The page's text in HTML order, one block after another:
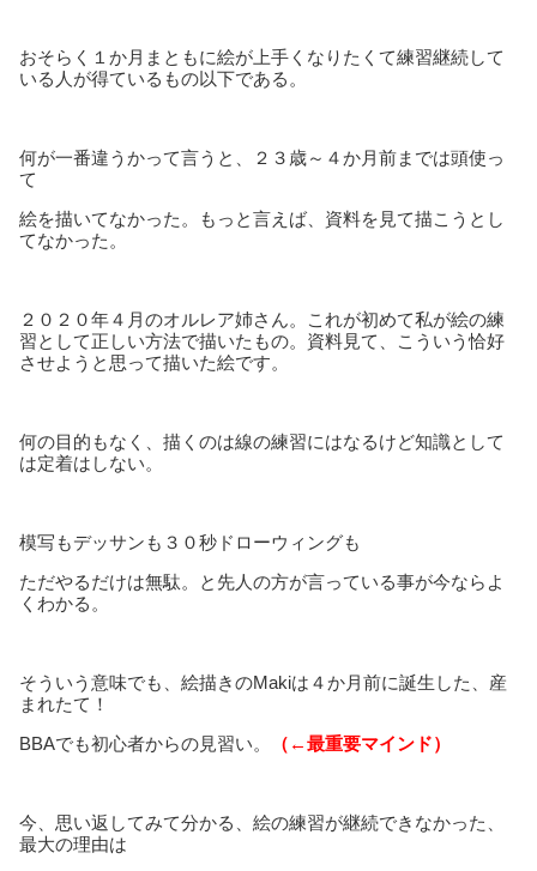
おそらく１か月まともに絵が上手くなりたくて練習継続して
いる人が得ているもの以下である。
何が一番違うかって言うと、２３歳～４か月前までは頭使っ
て
絵を描いてなかった。もっと言えば、資料を見て描こうとし
てなかった。
２０２０年４月のオルレア姉さん。これが初めて私が絵の練
習として正しい方法で描いたもの。資料見て、こういう恰好
させようと思って描いた絵です。
何の目的もなく、描くのは線の練習にはなるけど知識として
は定着はしない。
模写もデッサンも３０秒ドローウィングも
ただやるだけは無駄。と先人の方が言っている事が今ならよ
くわかる。
そういう意味でも、絵描きのMakiは４か月前に誕生した、産
まれたて！
BBAでも初心者からの見習い。
（←最重要マインド）
今、思い返してみて分かる、絵の練習が継続できなかった、
最大の理由は